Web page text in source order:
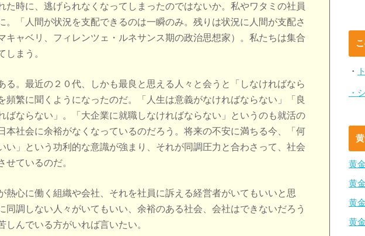
た時に、逃げられなくなってしまったのではないか。私やワタミの社員
。「人間が状況を支配できるのは一瞬のみ。残りは状況に人間が支配さ
キャベリ、フィレンツェ・ルネサンス期の政治思想家）。私たちは集合
しまう。
る。最近の２０代、しかも最良と思える人々と会うと「しなければなら
頻繁に聞くようになったのだ。「人生は意義がなければならない」「良
ばならない」。「大企業に就職しなければならない」というのも就活の
本社会に余裕がなくなっているのだろう。将来の不安に満ちる今、「何
い」という功利的な意識が強まり、それが同調圧力と合わさって、社会
せているのだ。
熱心に働く組織や会社、それを社員に訴える経営者がいてもいいと思
同調しない人々がいてもいい、余裕のある社会、会社はできないだろう
しんでいる方がいれば言いたい。
・
・
黄
黄
黄
黄